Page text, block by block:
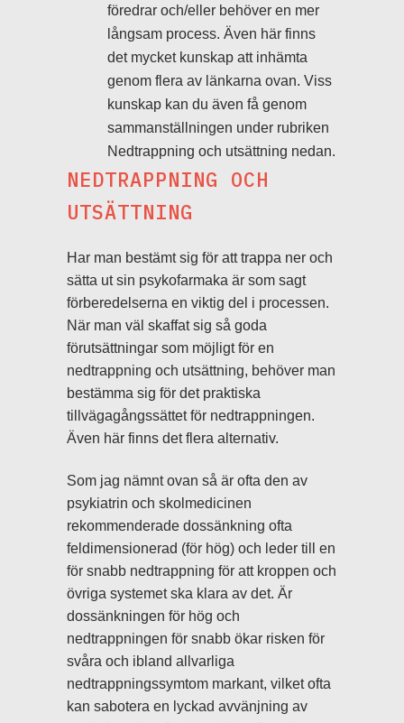
föredrar och/eller behöver en mer
långsam process. Även här finns
det mycket kunskap att inhämta
genom flera av länkarna ovan. Viss
kunskap kan du även få genom
sammanställningen under rubriken
Nedtrappning och utsättning nedan.
NEDTRAPPNING OCH
UTSÄTTNING
Har man bestämt sig för att trappa ner och
sätta ut sin psykofarmaka är som sagt
förberedelserna en viktig del i processen.
När man väl skaffat sig så goda
förutsättningar som möjligt för en
nedtrappning och utsättning, behöver man
bestämma sig för det praktiska
tillvägagångssättet för nedtrappningen.
Även här finns det flera alternativ.
Som jag nämnt ovan så är ofta den av
psykiatrin och skolmedicinen
rekommenderade dossänkning ofta
feldimensionerad (för hög) och leder till en
för snabb nedtrappning för att kroppen och
övriga systemet ska klara av det. Är
dossänkningen för hög och
nedtrappningen för snabb ökar risken för
svåra och ibland allvarliga
nedtrappningssymtom markant, vilket ofta
kan sabotera en lyckad avvänjning av